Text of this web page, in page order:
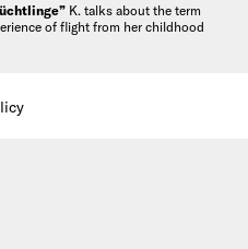
K. talks about the term
of flight from her childhood